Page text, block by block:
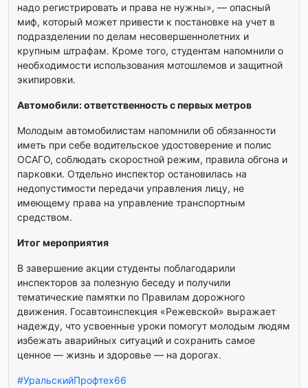
надо регистрировать и права не нужны», — опасный
миф, который может привести к постановке на учет в
подразделении по делам несовершеннолетних и
крупным штрафам. Кроме того, студентам напомнили о
необходимости использования мотошлемов и защитной
экипировки.
Автомобили: ответственность с первых метров
Молодым автомобилистам напомнили об обязанности
иметь при себе водительское удостоверение и полис
ОСАГО, соблюдать скоростной режим, правила обгона и
парковки. Отдельно инспектор остановилась на
недопустимости передачи управления лицу, не
имеющему права на управление транспортным
средством.
Итог мероприятия
В завершение акции студенты поблагодарили
инспекторов за полезную беседу и получили
тематические памятки по Правилам дорожного
движения. Госавтоинспекция «Режевской» выражает
надежду, что усвоенные уроки помогут молодым людям
избежать аварийных ситуаций и сохранить самое
ценное — жизнь и здоровье — на дорогах.
#УральскийПрофтех66